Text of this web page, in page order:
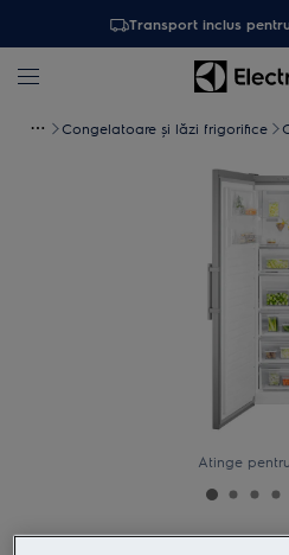
Transport inclus
Congelatoare şi lăzi frigorifice
Atinge